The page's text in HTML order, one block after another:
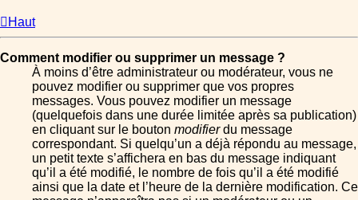
Haut
Comment modifier ou supprimer un message ?
À moins d’être administrateur ou modérateur, vous ne
pouvez modifier ou supprimer que vos propres
messages. Vous pouvez modifier un message
(quelquefois dans une durée limitée après sa publication)
en cliquant sur le bouton modifierdu message
correspondant. Si quelqu’un a déjà répondu au message,
un petit texte s’affichera en bas du message indiquant
qu’il a été modifié, le nombre de fois qu’il a été modifié
ainsi que la date et l’heure de la dernière modification. Ce